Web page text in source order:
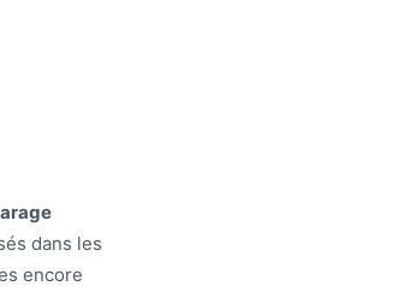
dans les
encore